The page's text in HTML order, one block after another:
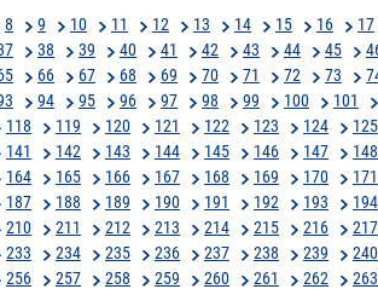
8 9 10 11 12 13 14 15 16 17
38 39 40 41 42 43 44 45
66 67 68 69 70 71 72 73
94 95 96 97 98 99 100 101
118 119 120 121 122 123 124 125
141 142 143 144 145 146 147 148
164 165 166 167 168 169 170 171
187 188 189 190 191 192 193 194
210 211 212 213 214 215 216 217
233 234 235 236 237 238 239 240
256 257 258 259 260 261 262 263